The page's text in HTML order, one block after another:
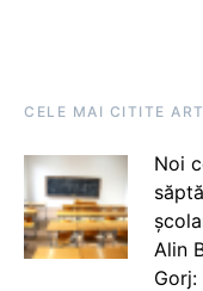
CELE MAI CITITE
Noi
Alin